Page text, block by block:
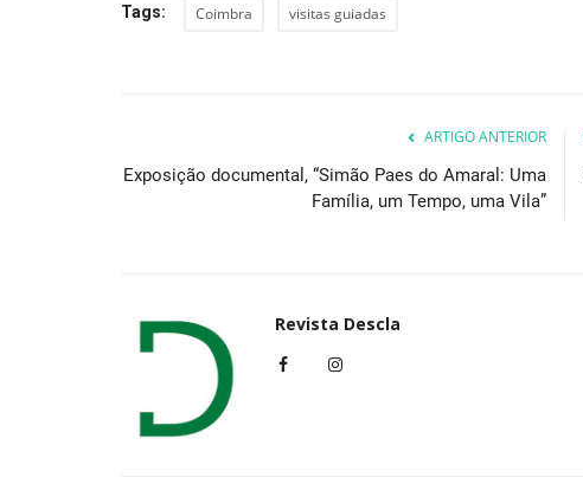
Tags: Coimbra visitas guiadas
ARTIGO ANTERIOR
Exposição documental, “Simão Paes do Amaral: Uma
Família, um Tempo, uma Vila”
Revista Descla
laço azul humano contra...
Revista Descla Mai 12, 2023